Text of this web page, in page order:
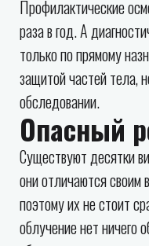
Профилактические
раза в год. А
только по прямому
защитой частей тела,
обследовании.
Опасный
Существуют десятки
они отличаются своим
поэтому их не стоит
облучение нет ничего